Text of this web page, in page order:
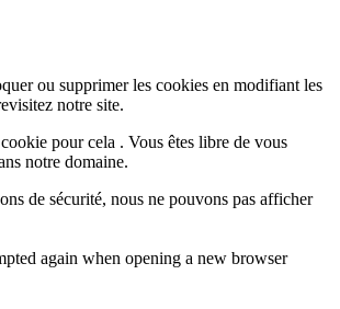
ou supprimer les cookies en modifiant les
notre site.
pour cela . Vous êtes libre de vous
notre domaine.
de sécurité, nous ne pouvons pas afficher
again when opening a new browser